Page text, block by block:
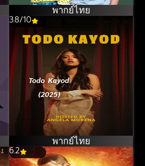
พากย์ไทย
3.8/10
Todo Kayod
(2025)
พากย์ไทย
6.2